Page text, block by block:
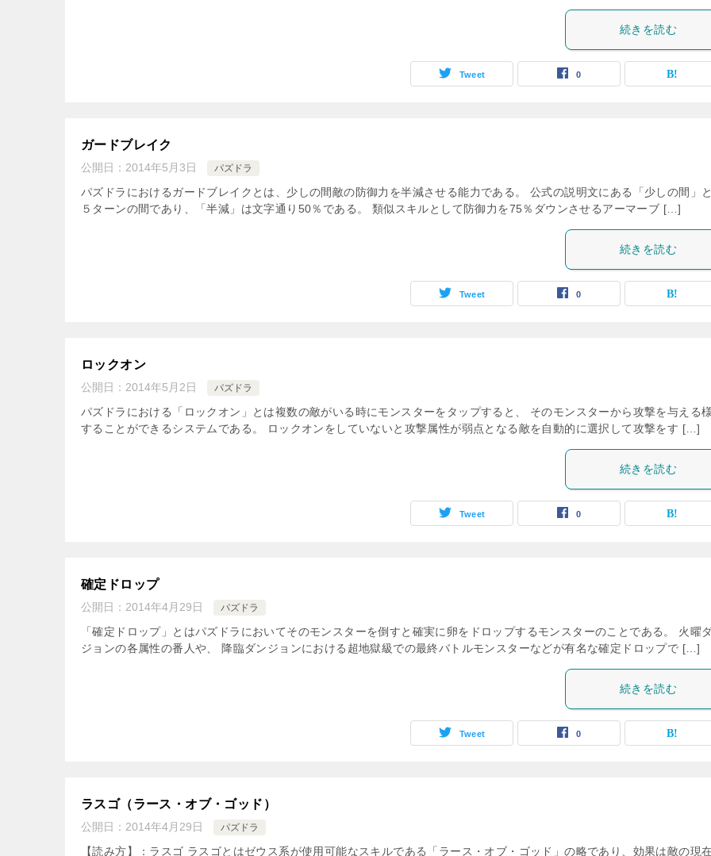
続きを読む
Tweet 0
ガードブレイク
公開日： 2014年5月3日 パズドラ
パズドラにおけるガードブレイクとは、少しの間敵の防御力を半減させる能力である。 公式の説明文にある「少しの間」
５ターンの間であり、「半減」は文字通り50％である。 類似スキルとして防御力を75％ダウンさせるアーマーブ […]
続きを読む
Tweet 0
ロックオン
公開日： 2014年5月2日 パズドラ
パズドラにおける「ロックオン」とは複数の敵がいる時にモンスターをタップすると、 そのモンスターから攻撃を与える
することができるシステムである。 ロックオンをしていないと攻撃属性が弱点となる敵を自動的に選択して攻撃をす […]
続きを読む
Tweet 0
確定ドロップ
公開日： 2014年4月29日 パズドラ
「確定ドロップ」とはパズドラにおいてそのモンスターを倒すと確実に卵をドロップするモンスターのことである。 火曜
ジョンの各属性の番人や、 降臨ダンジョンにおける超地獄級での最終バトルモンスターなどが有名な確定ドロップで […]
続きを読む
Tweet 0
ラスゴ（ラース・オブ・ゴッド）
公開日： 2014年4月29日 パズドラ
【読み方】：ラスゴ ラスゴとはゼウス系が使用可能なスキルである「ラース・オブ・ゴッド」の略であり、効果は敵の現